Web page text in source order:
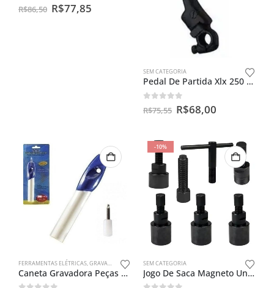
out of 5
R$86,50 R$77,85
SEM CATEGORIA
Pedal De Partida Xlx 250 /xlx350 Completo
out of 5
R$75,55 R$68,00
FERRAMENTAS ELÉTRICAS GRAVADOR DE PEÇAS ,SEM CATEGORIA
Caneta Gravadora Peças Objetos Metal Plastico Madeira
-10%
SEM CATEGORIA
Jogo De Saca Magneto Universal ( 7 Peças )